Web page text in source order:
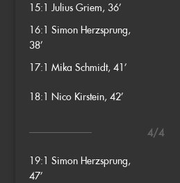
15:1 Julius Griem, 36’
16:1 Simon Herzsprung,
38’
17:1 Mika Schmidt, 41’
18:1 Nico Kirstein, 42’
4/4
19:1 Simon Herzsprung,
47’